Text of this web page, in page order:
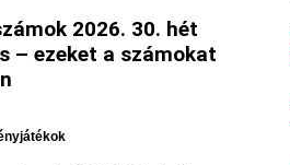
2026. 30. hét
– ezeket a számokat